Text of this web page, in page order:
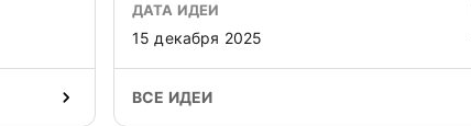
ДАТА ИДЕИ
15 декабря 2025
ВСЕ ИДЕИ